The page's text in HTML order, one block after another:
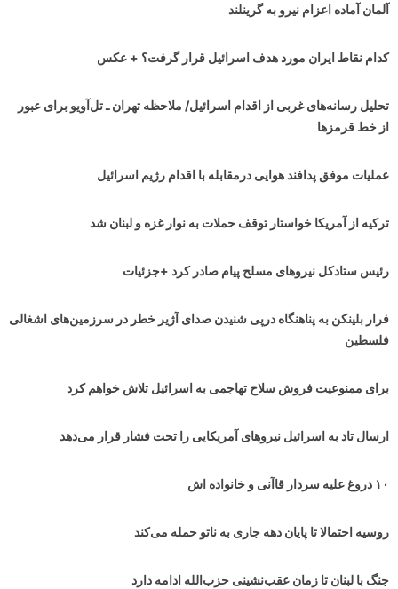
آلمان آماده اعزام نیرو به گرینلند
کدام نقاط ایران مورد هدف اسرائیل قرار گرفت؟ + عکس
تحلیل رسانه‌های غربی از اقدام اسرائیل/ ملاحظه تهران ـ تل‌آویو برای عبور
از خط قرمزها
عملیات موفق پدافند هوایی درمقابله با اقدام رژیم اسرائیل
ترکیه از آمریکا خواستار توقف حملات به نوار غزه و لبنان شد
رئیس ستادکل نیروهای مسلح پیام صادر کرد +جزئیات
فرار بلینکن به پناهنگاه درپی شنیدن صدای آژیر خطر در سرزمین‌های اشغالی
فلسطین
برای ممنوعیت فروش سلاح تهاجمی به اسرائیل تلاش خواهم کرد
ارسال تاد به اسرائیل نیروهای آمریکایی را تحت فشار قرار می‌دهد
۱۰ دروغ علیه سردار قاآنی و خانواده اش
روسیه احتمالا تا پایان دهه جاری به ناتو حمله می‌کند
جنگ با لبنان تا زمان عقب‌نشینی حزب‌الله ادامه دارد